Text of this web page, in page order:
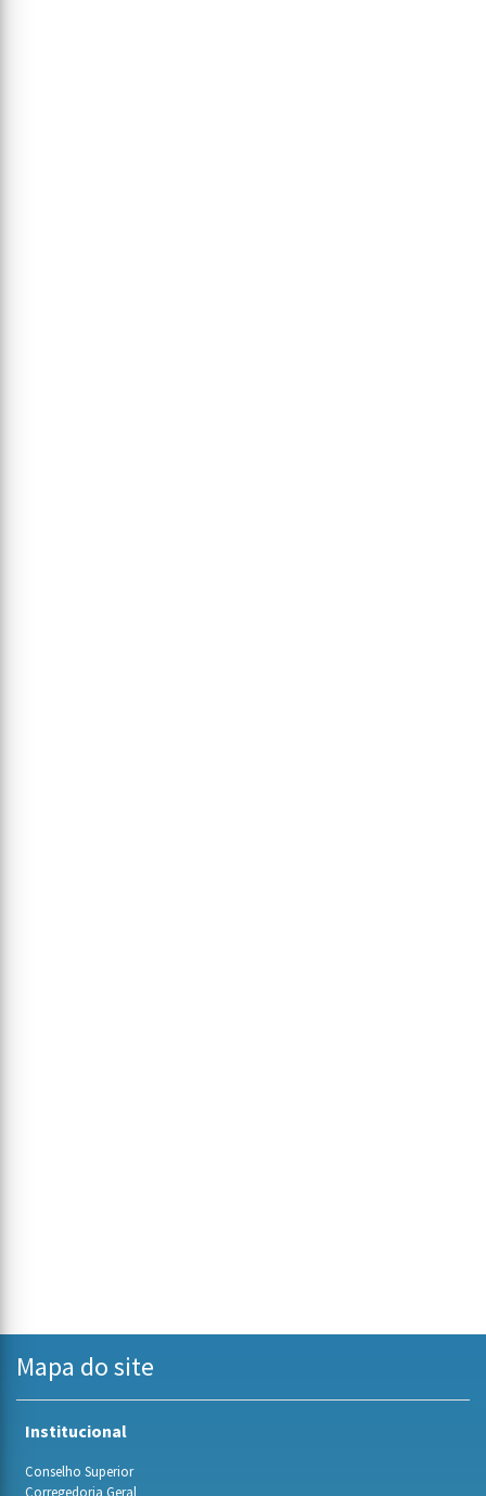
Mapa do site
Institucional
Conselho Superior
Corregedoria Geral